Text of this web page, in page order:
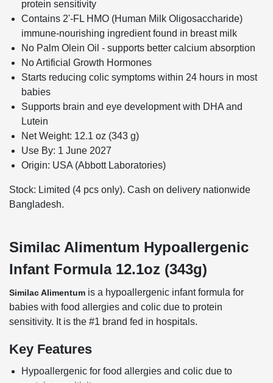
protein sensitivity
Contains 2'-FL HMO (Human Milk Oligosaccharide)
immune-nourishing ingredient found in breast milk
No Palm Olein Oil - supports better calcium absorption
No Artificial Growth Hormones
Starts reducing colic symptoms within 24 hours in most
babies
Supports brain and eye development with DHA and
Lutein
Net Weight: 12.1 oz (343 g)
Use By: 1 June 2027
Origin: USA (Abbott Laboratories)
Stock: Limited (4 pcs only). Cash on delivery nationwide
Bangladesh.
Similac Alimentum Hypoallergenic
Infant Formula 12.1oz (343g)
Similac Alimentum is a hypoallergenic infant formula for
babies with food allergies and colic due to protein
sensitivity. It is the #1 brand fed in hospitals.
Key Features
Hypoallergenic for food allergies and colic due to